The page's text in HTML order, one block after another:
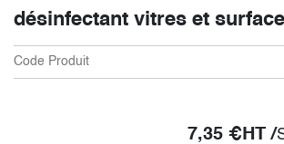
désinfectant vitres et
Code Produit
7,35 €HT /